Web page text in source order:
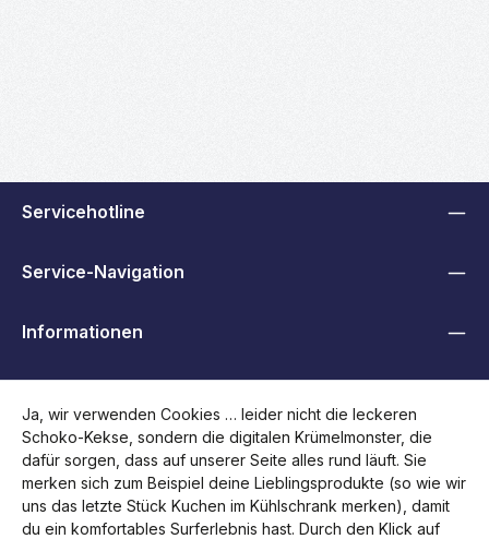
Servicehotline
Service-Navigation
Informationen
Folge uns
Ja, wir verwenden Cookies … leider nicht die leckeren
Schoko-Kekse, sondern die digitalen Krümelmonster, die
dafür sorgen, dass auf unserer Seite alles rund läuft. Sie
merken sich zum Beispiel deine Lieblingsprodukte (so wie wir
uns das letzte Stück Kuchen im Kühlschrank merken), damit
du ein komfortables Surferlebnis hast. Durch den Klick auf